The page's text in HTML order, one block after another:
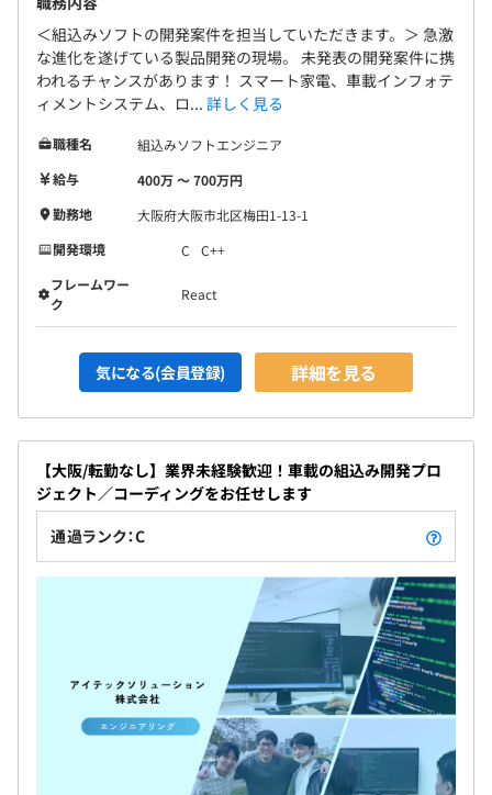
＜組込みソフトの開発案件を担当していただきます。＞ 急激
な進化を遂げている製品開発の現場。 未発表の開発案件に携
われるチャンスがあります！ スマート家電、車載インフォテ
ィメントシステム、ロ... 詳しく見る
職種名
組込みソフトエンジニア
給与
400万 〜 700万円
勤務地
大阪府大阪市北区梅田1-13-1
開発環境
C
C++
フレームワー
ク
React
気になる(会員登録) 詳細を見る
【大阪/転勤なし】業界未経験歓迎！車載の組込み開発プロ
ジェクト／コーディングをお任せします
通過ランク：C